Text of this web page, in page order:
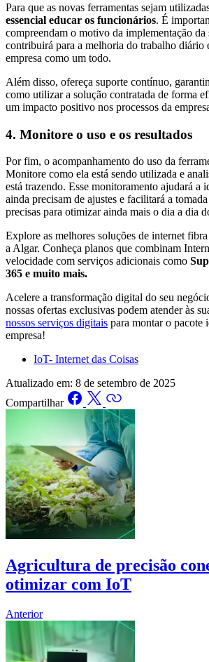
Para que as novas ferramentas sejam
essencial educar os funcionários. É
compreendam o motivo da implementação da
contribuirá para a melhoria do trabalho diário
empresa como um todo.
Além disso, ofereça suporte contínuo,
como utilizar a solução contratada de forma
um impacto positivo nos processos da
4. Monitore o uso e os resultados
Por fim, o acompanhamento do uso da
Monitore como ela está sendo utilizada e
está trazendo. Esse monitoramento ajudará a
ainda precisam de ajustes e facilitará a
precisas para otimizar ainda mais o dia a dia
Explore as melhores soluções de internet
a Algar. Conheça planos que combinam
velocidade com serviços adicionais como
365 e muito mais.
Acelere a transformação digital do seu
nossas ofertas exclusivas podem atender às
nossos serviços digitais para montar o pacote
empresa!
IoT- Internet das Coisas
Atualizado em: 8 de setembro de 2025
Compartilhar
Agricultura de precisão
otimizar com IoT
Anterior